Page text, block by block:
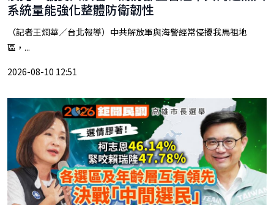
系統量能強化整體防衛韌性
（記者王烱華／台北報導）中共解放軍與海警經常侵擾我馬祖地
區，...
2026-08-10 12:51